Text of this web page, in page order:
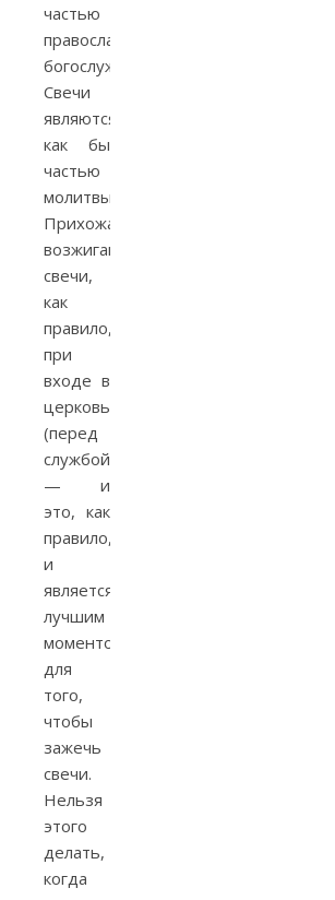
частью
православного
богослужения.
Свечи
являются
как бы
частью
молитвы.
Прихожане
возжигают
свечи,
как
правило,
при
входе в
церковь
(перед
службой)
— и
это, как
правило,
и
является
лучшим
моментом
для
того,
чтобы
зажечь
свечи.
Нельзя
этого
делать,
когда